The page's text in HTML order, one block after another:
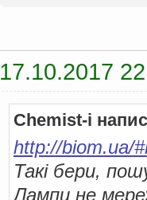
17.10.2017
Chemist-i
http://biom.ua/
Такі бери,
Лампи не